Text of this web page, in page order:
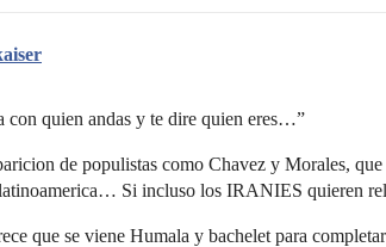
con quien andas y te dire quien eres…”
de populistas como Chavez y Morales,
Si incluso los IRANIES quieren
que se viene Humala y bachelet para